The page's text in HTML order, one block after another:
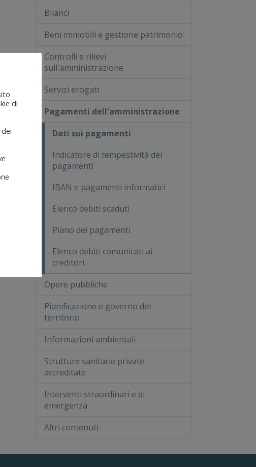
Bilanci
Beni immobili e gestione patrimonio
Controlli e rilievi
sull'amministrazione
Servizi erogati
Pagamenti dell'amministrazione
Dati sui pagamenti
Indicatore di tempestività dei
pagamenti
IBAN e pagamenti informatici
Elenco debiti scaduti
Piano dei pagamenti
Elenco debiti comunicati ai
creditori
Opere pubbliche
Pianificazione e governo del
territorio
Informazioni ambientali
Strutture sanitarie private
accreditate
Interventi straordinari e di
emergenza
Altri contenuti
di